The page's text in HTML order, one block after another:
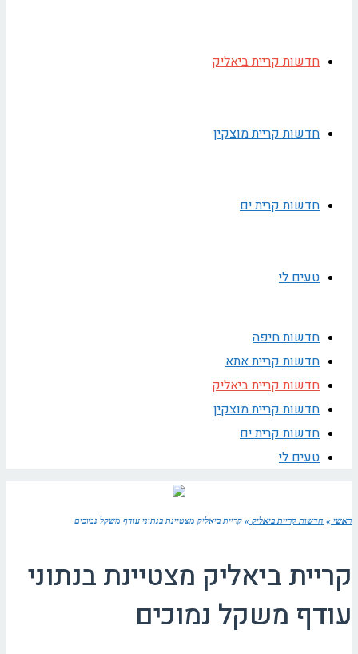
חדשות קריית ביאליק
חדשות קריית מוצקין
חדשות קרית ים
טעים לי
חדשות חיפה
חדשות קריית אתא
חדשות קריית ביאליק
חדשות קריית מוצקין
חדשות קרית ים
טעים לי
ראשי » חדשות קריית ביאליק » קריית ביאליק מצטיינת בנתוני עודף משקל נמוכים
קריית ביאליק מצטיינת בנתוני
עודף משקל נמוכים